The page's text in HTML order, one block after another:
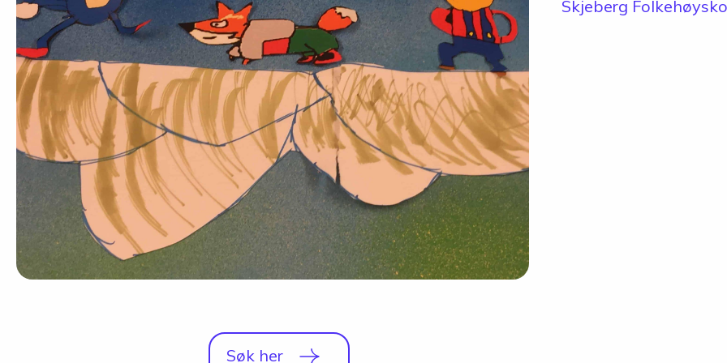
Radio, TV og Innholdsproduksjon
Sportsjournalistikk og idrett
Halvårskurs
Tilrettelagt linje
Foto og Japan
Om skolen
Radio Skjeberg
Beliggenhet
Tidligere elever
Verdigrunnlag og reglement
Kurs og utleie
Information in English
Skjeberg
Søk her